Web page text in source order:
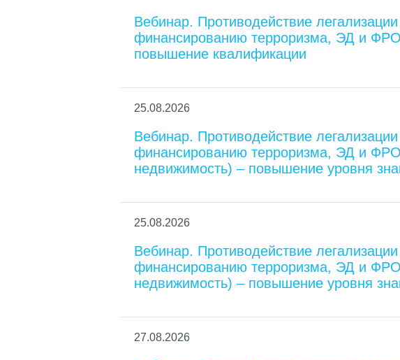
Вебинар. Противодействие
финансированию терроризма, ЭД и
повышение квалификации
25.08.2026
Вебинар. Противодействие
финансированию терроризма, ЭД и
недвижимость) – повышение уровня
25.08.2026
Вебинар. Противодействие
финансированию терроризма, ЭД и
недвижимость) – повышение уровня
27.08.2026